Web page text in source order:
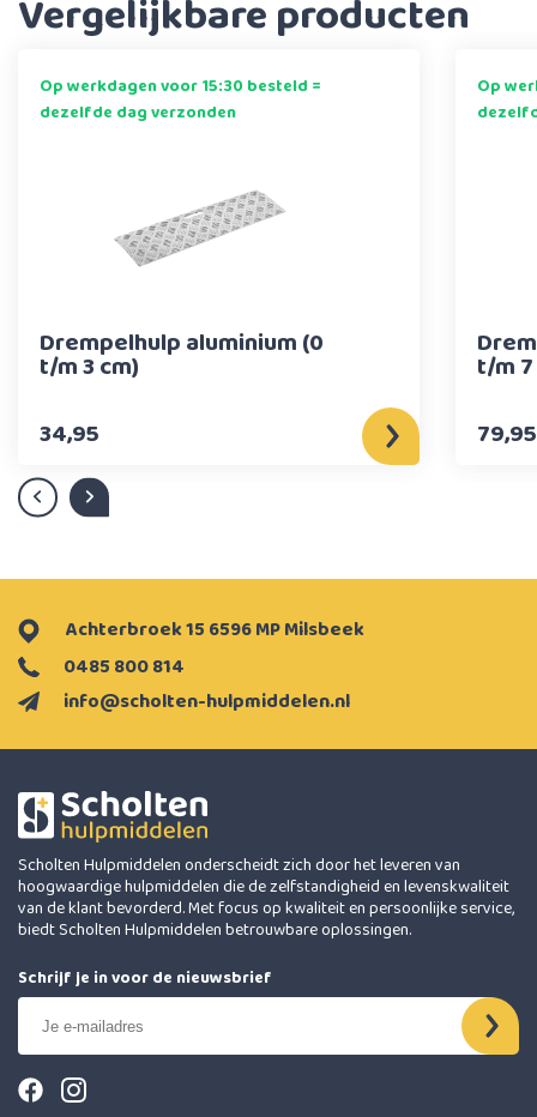
Vergelijkbare producten
Op werkdagen voor 15:30 besteld =
dezelfde dag verzonden
Drempelhulp aluminium (0
t/m 3 cm)
34,95
Op
t/m
79,95
info@scholten-hulpmiddelen.nl
0485 800 814
Achterbroek 15 6596 MP Milsbeek
Scholten Hulpmiddelen onderscheidt zich door het leveren van
hoogwaardige hulpmiddelen die de zelfstandigheid en levenskwaliteit
van de klant bevorderd. Met focus op kwaliteit en persoonlijke service,
biedt Scholten Hulpmiddelen betrouwbare oplossingen.
Schrijf je in voor de nieuwsbrief